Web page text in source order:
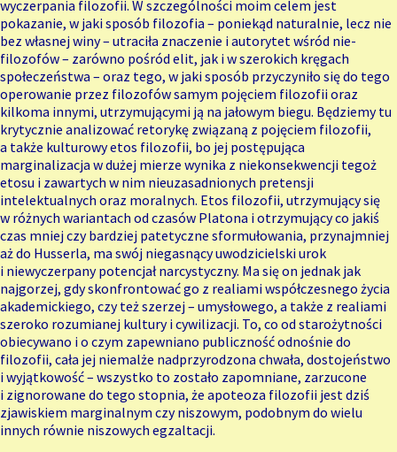
wyczerpania filozofii. W szczególności moim celem jest
pokazanie, w jaki sposób filozofia – poniekąd naturalnie, lecz nie
bez własnej winy – utraciła znaczenie i autorytet wśród nie-
filozofów – zarówno pośród elit, jak i w szerokich kręgach
społeczeństwa – oraz tego, w jaki sposób przyczyniło się do tego
operowanie przez filozofów samym pojęciem filozofii oraz
kilkoma innymi, utrzymującymi ją na jałowym biegu. Będziemy tu
krytycznie analizować retorykę związaną z pojęciem filozofii,
a także kulturowy etos filozofii, bo jej postępująca
marginalizacja w dużej mierze wynika z niekonsekwencji tegoż
etosu i zawartych w nim nieuzasadnionych pretensji
intelektualnych oraz moralnych. Etos filozofii, utrzymujący się
w różnych wariantach od czasów Platona i otrzymujący co jakiś
czas mniej czy bardziej patetyczne sformułowania, przynajmniej
aż do Husserla, ma swój niegasnący uwodzicielski urok
i niewyczerpany potencjał narcystyczny. Ma się on jednak jak
najgorzej, gdy skonfrontować go z realiami współczesnego życia
akademickiego, czy też szerzej – umysłowego, a także z realiami
szeroko rozumianej kultury i cywilizacji. To, co od starożytności
obiecywano i o czym zapewniano publiczność odnośnie do
filozofii, cała jej niemalże nadprzyrodzona chwała, dostojeństwo
i wyjątkowość – wszystko to zostało zapomniane, zarzucone
i zignorowane do tego stopnia, że apoteoza filozofii jest dziś
zjawiskiem marginalnym czy niszowym, podobnym do wielu
innych równie niszowych egzaltacji.